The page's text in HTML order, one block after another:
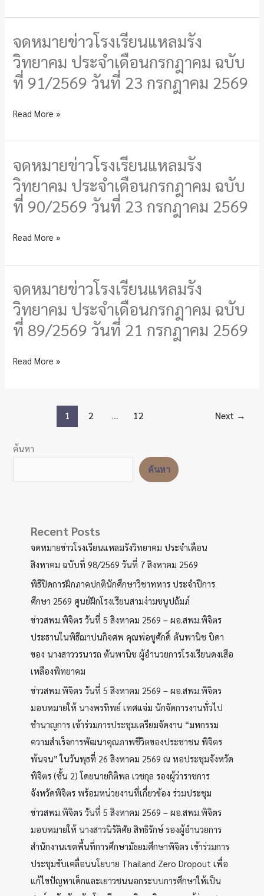
2569
กรกฎาคม
ฉบับ
ที่
92/2569
ที่
2569
จดหมายข่าวโรงเรียนแหลมรัง
วิทยาคม ประจำเดือนกรกฎาคม ฉบับ
ที่ 91/2569 วันที่ 23 กรกฎาคม 2569
จดหมาย
ข่าว
โรงเรียน
แหลม
วิทยาคม
กรกฎาคม
ฉบับ
ที่
91/2569
ที่
2569
Read More »
จดหมายข่าวโรงเรียนแหลมรัง
วิทยาคม ประจำเดือนกรกฎาคม ฉบับ
ที่ 90/2569 วันที่ 23 กรกฎาคม 2569
จดหมาย
ข่าว
โรงเรียน
แหลม
วิทยาคม
กรกฎาคม
ฉบับ
ที่
90/2569
ที่
Read More »
จดหมายข่าวโรงเรียนแหลมรัง
วิทยาคม ประจำเดือนกรกฎาคม ฉบับ
ที่ 89/2569 วันที่ 21 กรกฎาคม 2569
จดหมาย
ข่าว
โรงเรียน
แหลม
วิทยาคม
ที่
89/2569
Read More »
1 2 … 12 Next →
ค้นหา
ค้นหา
Recent Posts
จดหมายข่าวโรงเรียนแหลมรังวิทยาคม ประจำเดือน
สิงหาคม ฉบับที่ 98/2569 วันที่ 7 สิงหาคม 2569
พิธีปิดการฝึกภาคปกตินักศึกษาวิชาทหาร ประจำปีการ
ศึกษา 2569 ศูนย์ฝึกโรงเรียนสามง่ามชนูปถัมภ์
ข่าวสพม.พิจิตร วันที่ 5 สิงหาคม 2569 – ผอ.สพม.พิจิตร
ประธานในพิธีฌาปนกิจศพ คุณพ่อชูศักดิ์ ตันพานิช บิดา
ของ นางสาววรนารถ ตันพานิช ผู้อำนวยการโรงเรียนดงเสือ
เหลืองพิทยาคม
ข่าวสพม.พิจิตร วันที่ 5 สิงหาคม 2569 – ผอ.สพม.พิจิตร
มอบหมายให้ นางพรทิพย์ เทศแจ่ม นักจัดการงานทั่วไป
ชำนาญการ เข้าร่วมการประชุมเตรียมจัดงาน “มหกรรม
ความสำเร็จการพัฒนาคุณภาพชีวิตของประชาชน พิจิตร
พ้นจน” ในวันพุธที่ 26 สิงหาคม 2569 ณ หอประชุมจังหวัด
พิจิตร (ชั้น 2) โดยนายกิติพล เวชกุล รองผู้ว่าราชการ
จังหวัดพิจิตร พร้อมหน่วยงานที่เกี่ยวข้อง ร่วมประชุม
ข่าวสพม.พิจิตร วันที่ 5 สิงหาคม 2569 – ผอ.สพม.พิจิตร
มอบหมายให้ นางสาวนิรัติศัย สิทธิรักษ์ รองผู้อำนวยการ
สำนักงานเขตพื้นที่การศึกษามัธยมศึกษาพิจิตร เข้าร่วมการ
ประชุมขับเคลื่อนนโยบาย Thailand Zero Dropout เพื่อ
แก้ไขปัญหาเด็กและเยาวชนนอกระบบการศึกษาให้เป็น